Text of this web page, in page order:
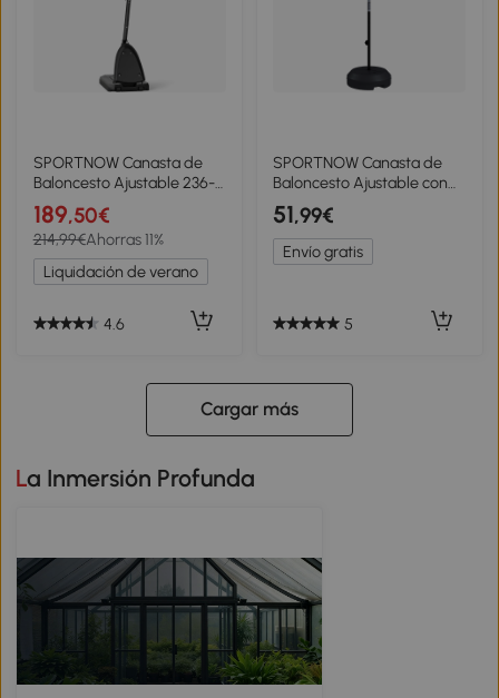
SPORTNOW Canasta de
Baloncesto Ajustable 236-
293 cm con Ruedas Tablero
de PC Base Rellenable para
Exterior Negro
189,50€
214,99€Ahorras 11%
Liquidación de verano
4.6
SPORTNOW Canasta de
Baloncesto Ajustable con
Diana Magnética y Dardos
Base Rellenable para
Interior Ø38x129-179 cm
Negro
51,99€
Envío gratis
5
Cargar más
La Inmersión Profunda